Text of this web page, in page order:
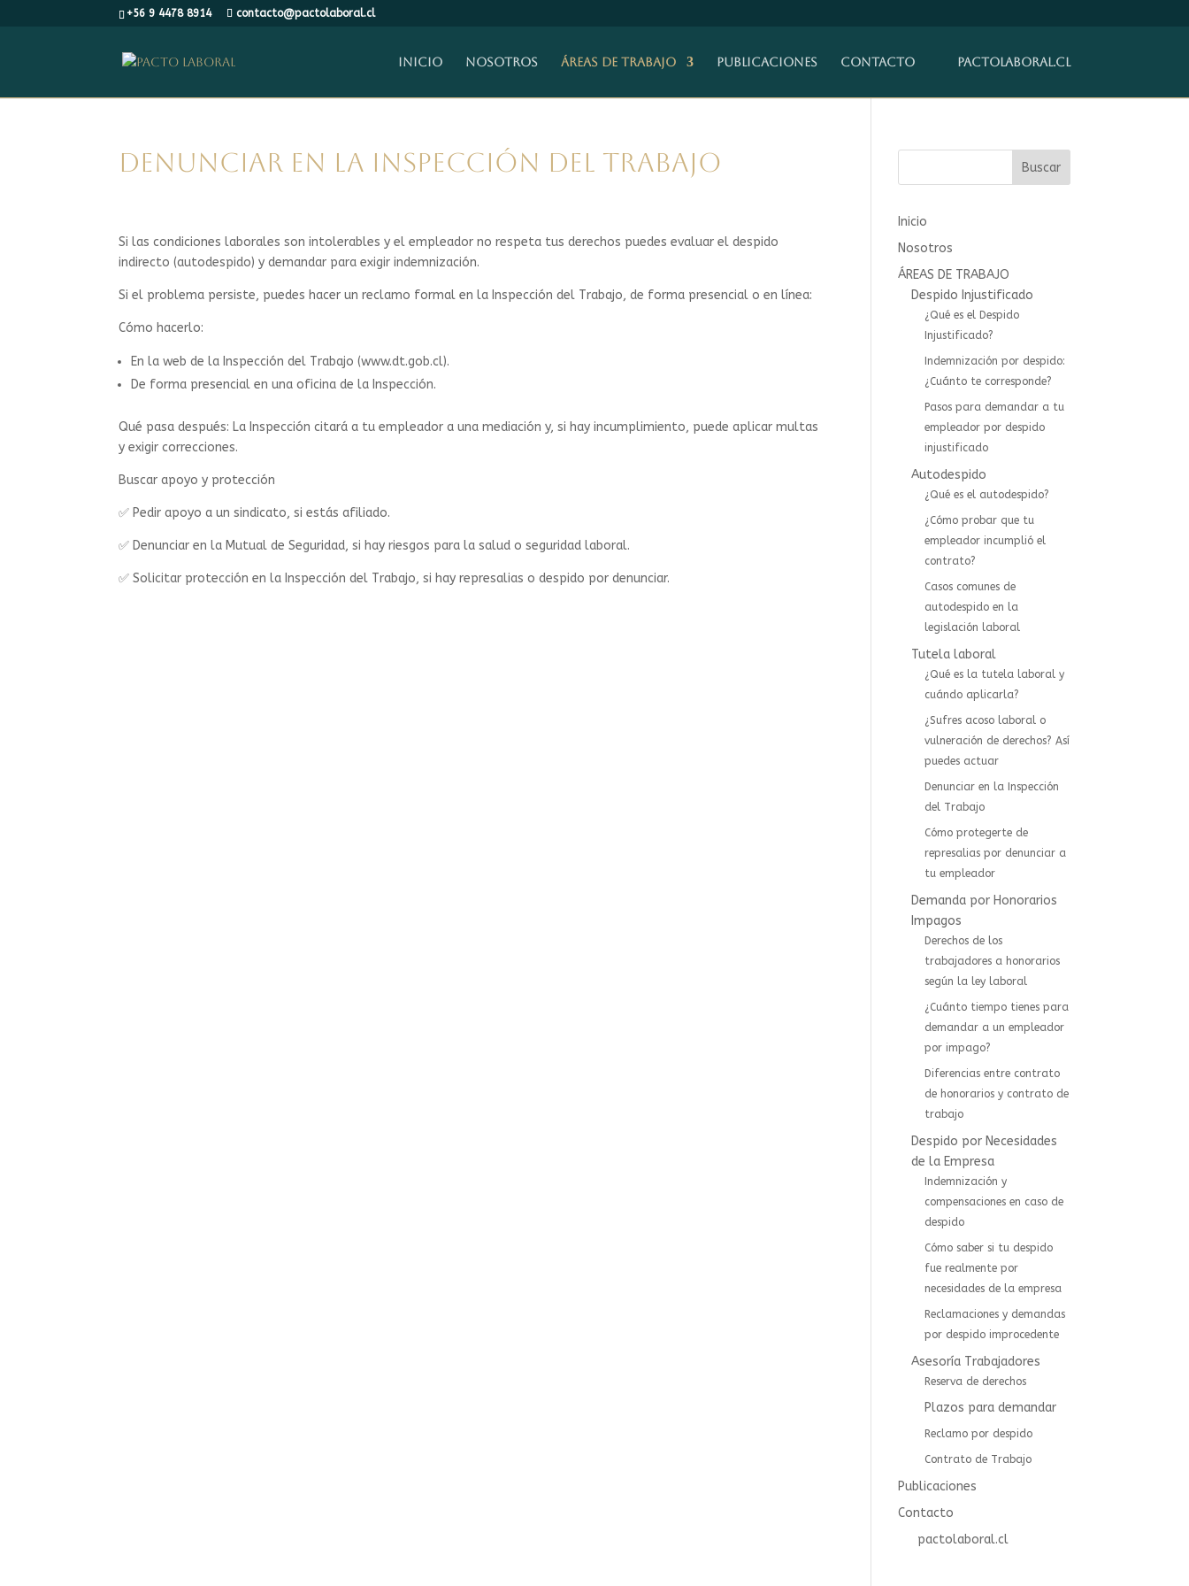
+56 9 4478 8914 contacto@pactolaboral.cl
Inicio Nosotros ÁREAS DE TRABAJO Publicaciones Contacto pactolaboral.cl
⁠Denunciar en la Inspección del Trabajo
Si las condiciones laborales son intolerables y el empleador no respeta tus derechos puedes evaluar el despido
indirecto (autodespido) y demandar para exigir indemnización.
Si el problema persiste, puedes hacer un reclamo formal en la Inspección del Trabajo, de forma presencial o en línea:
Cómo hacerlo:
En la web de la Inspección del Trabajo (www.dt.gob.cl).
De forma presencial en una oficina de la Inspección.
Qué pasa después: La Inspección citará a tu empleador a una mediación y, si hay incumplimiento, puede aplicar multas
y exigir correcciones.
Buscar apoyo y protección
✅ Pedir apoyo a un sindicato, si estás afiliado.
✅ Denunciar en la Mutual de Seguridad, si hay riesgos para la salud o seguridad laboral.
✅ Solicitar protección en la Inspección del Trabajo, si hay represalias o despido por denunciar.
Buscar
Inicio
Nosotros
ÁREAS DE TRABAJO
Despido Injustificado
¿Qué es el Despido
Injustificado?
Indemnización por despido:
¿Cuánto te corresponde?
Pasos para demandar a tu
empleador por despido
injustificado
Autodespido
¿Qué es el autodespido?
¿Cómo probar que tu
empleador incumplió el
contrato?
Casos comunes de
autodespido en la
legislación laboral
Tutela laboral
¿Qué es la tutela laboral y
cuándo aplicarla?
¿Sufres acoso laboral o
vulneración de derechos? Así
puedes actuar
⁠Denunciar en la Inspección
del Trabajo
Cómo protegerte de
represalias por denunciar a
tu empleador
Demanda por Honorarios
Impagos
Derechos de los
trabajadores a honorarios
según la ley laboral
¿Cuánto tiempo tienes para
demandar a un empleador
por impago?
Diferencias entre contrato
de honorarios y contrato de
trabajo
Despido por Necesidades
de la Empresa
Indemnización y
compensaciones en caso de
despido
Cómo saber si tu despido
fue realmente por
necesidades de la empresa
Reclamaciones y demandas
por despido improcedente
Asesoría Trabajadores
⁠⁠Reserva de derechos
Plazos para demandar
Reclamo por despido
Contrato de Trabajo
Publicaciones
Contacto
pactolaboral.cl